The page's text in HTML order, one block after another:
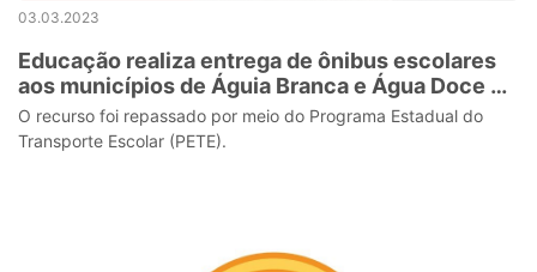
03.03.2023
Educação realiza entrega de ônibus escolares
aos municípios de Águia Branca e Água Doce do
Norte
O recurso foi repassado por meio do Programa Estadual do
Transporte Escolar (PETE).